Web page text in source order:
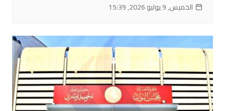
الخميس, 9 يوليو 2026, 15:39